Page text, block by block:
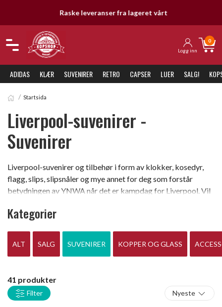
Raske leveranser fra lageret vårt
Logg inn
0
ADIDAS KLÆR SUVENIRER RETRO CAPSER LUER SALG!
Startsida
Liverpool-suvenirer -
Suvenirer
Liverpool-suvenirer og tilbehør i form av klokker, kosedyr,
flagg, slips, slipsnåler og mye annet for deg som forstår
betydningen av YNWA når det er kampdag for Liverpool. Vil
biografi eller annet så har vi til og med Liverpool-bøker og
Kategorier
ALT SALG SUVENIRER KOPPER OG GLASS
41 produkter
Filter Nyeste